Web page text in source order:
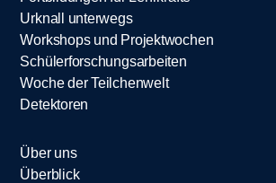
Urknall unterwegs
Workshops und Projektwochen
Schülerforschungsarbeiten
Woche der Teilchenwelt
Detektoren
Über uns
Überblick